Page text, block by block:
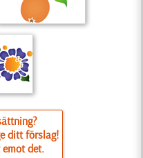
ditt förslag!
det.